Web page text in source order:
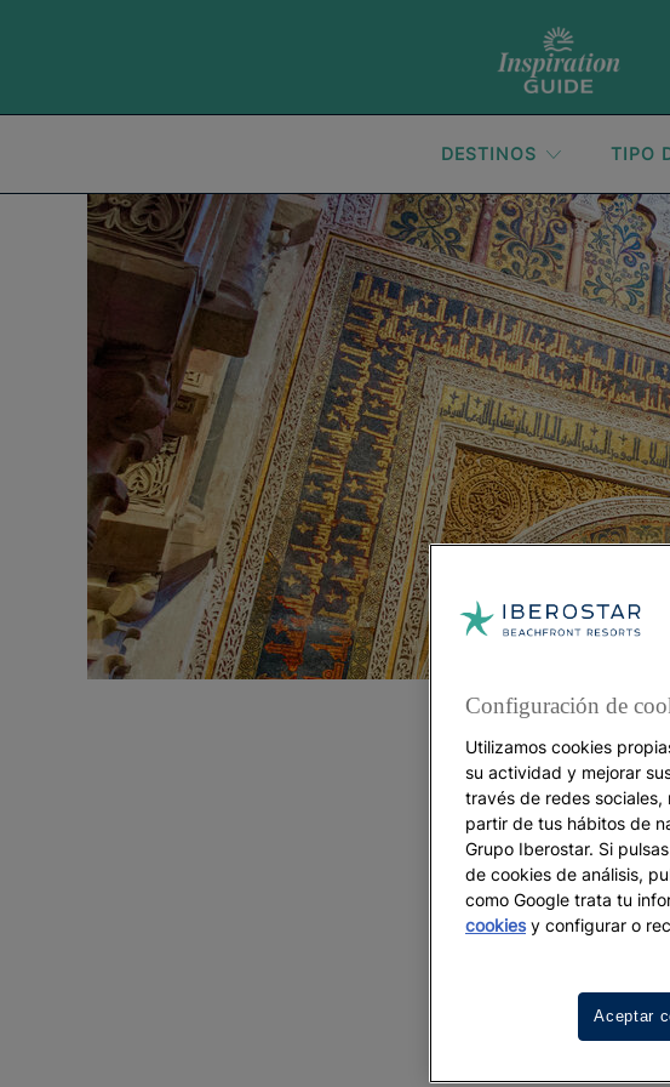
DESTINOS TIPO
Configuración de
Utilizamos cookies
su actividad y mejorar
través de redes
partir de tus hábitos de
Grupo Iberostar. Si
de cookies de análisis,
como Google trata tu
cookiesy configurar o
Aceptar